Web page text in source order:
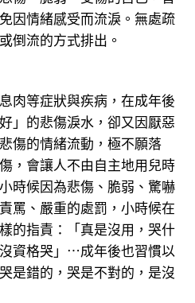
因情緒感受而流淚。無處疏
倒流的方式排出。
肉等症狀與疾病，在成年後
」的悲傷淚水，卻又因厭惡
傷的情緒流動，極不願落
，會讓人不由自主地用兒時
時候因為悲傷、脆弱、驚嚇
罵、嚴重的處罰，小時候在
的指責：「真是沒用，哭什
資格哭」⋯成年後也習慣以
是錯的，哭是不對的，是沒